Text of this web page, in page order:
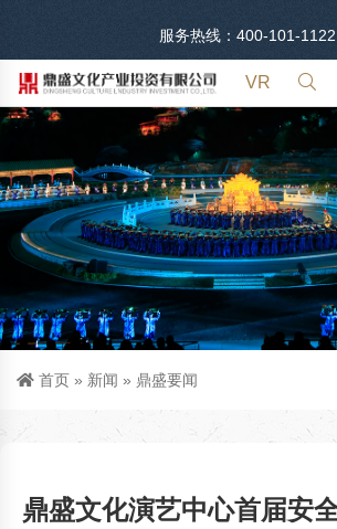
服务热线：400-101-1122
VR
首页 » 新闻 » 鼎盛要闻
鼎盛文化演艺中心首届安